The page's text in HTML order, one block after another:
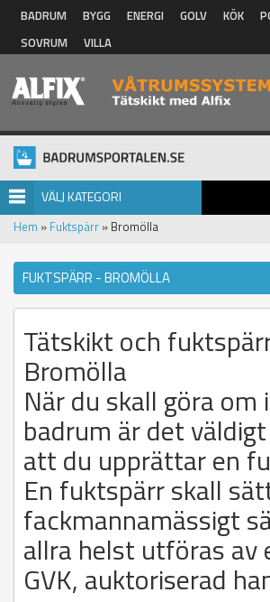
Hoppa till huvudinnehåll
BADRUM BYGG ENERGI GOLV KÖK
SOVRUM
VILLA
VÄLJ KATEGORI
Hem » Fuktspärr » Bromölla
FUKTSPÄRR - BROMÖLLA
Tätskikt och
Bromölla
När du skall göra om
badrum är det
att du upprättar en
En fuktspärr skall
fackmannamässigt
allra helst utföras av
GVK, auktoriserad